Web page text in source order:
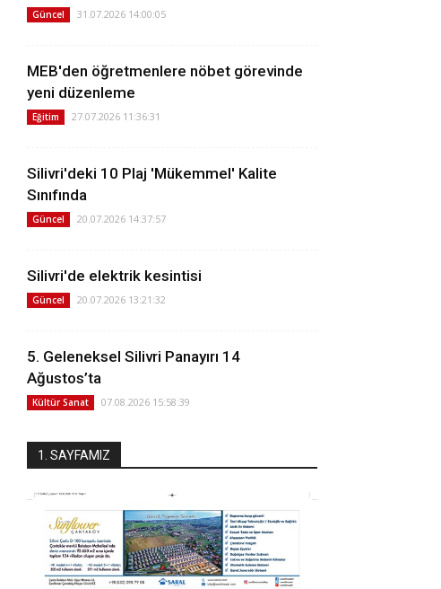
Güncel 31.07.2026 14:00:05
MEB'den öğretmenlere nöbet görevinde
yeni düzenleme
Eğitim 27.07.2026 11:36:31
Silivri'deki 10 Plaj 'Mükemmel' Kalite
Sınıfında
Güncel 20.07.2026 14:37:57
Silivri'de elektrik kesintisi
Güncel 20.07.2026 13:21:32
5. Geleneksel Silivri Panayırı 14
Ağustos’ta
Kültür Sanat 07.08.2026 15:58:39
1. SAYFAMIZ